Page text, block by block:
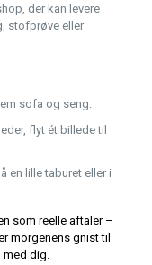
der kan levere
stofprøve eller
sofa og seng.
flyt ét billede til
en lille taburet eller i
som reelle aftaler –
morgenens gnist til
dig.